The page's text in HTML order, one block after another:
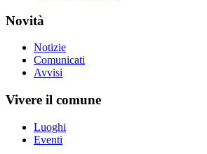
Novità
Notizie
Comunicati
Avvisi
Vivere il comune
Luoghi
Eventi